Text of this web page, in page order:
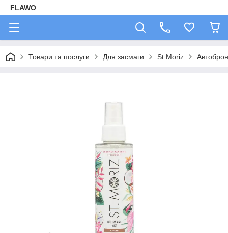
FLAWO
Товари та послуги Для засмаги St Moriz